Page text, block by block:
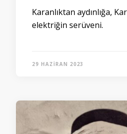
Karanlıktan aydınlığa,
elektriğin serüveni.
29 HAZIRAN 2023